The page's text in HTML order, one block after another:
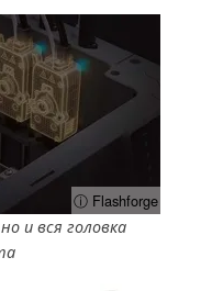
ⓘ Flashforge
и вся головка